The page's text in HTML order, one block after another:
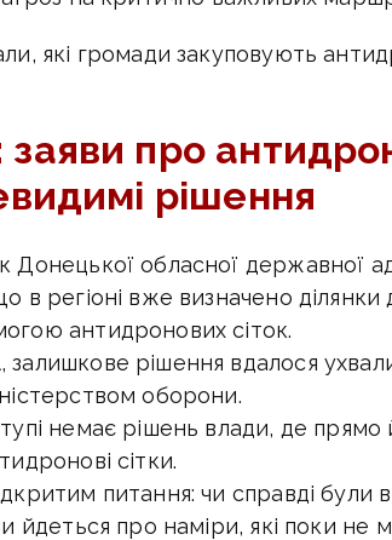
які громади закуповують
про
рішення
обласної державної
регіоні вже визначено ділянки
антидронових сіток.
рішення вдалося
оборони.
немає рішень влади, де
сітки.
питання: чи справді були
йдеться про наміри, які поки не